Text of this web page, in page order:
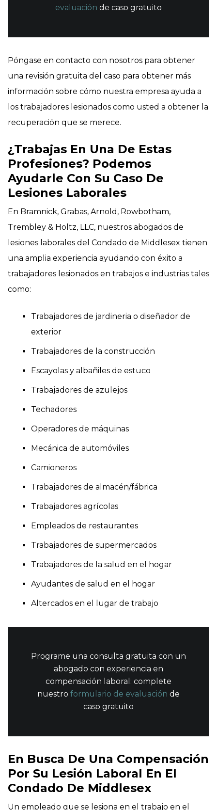
evaluación de caso gratuito
Póngase en contacto con nosotros para obtener
una revisión gratuita del caso para obtener más
información sobre cómo nuestra empresa ayuda a
los trabajadores lesionados como usted a obtener la
recuperación que se merece.
¿Trabajas En Una De Estas
Profesiones? Podemos
Ayudarle Con Su Caso De
Lesiones Laborales
En Bramnick, Grabas, Arnold, Rowbotham,
Trembley & Holtz, LLC, nuestros abogados de
lesiones laborales del Condado de Middlesex tienen
una amplia experiencia ayudando con éxito a
trabajadores lesionados en trabajos e industrias tales
como:
Trabajadores de jardineria o diseñador de
exterior
Trabajadores de la construcción
Escayolas y albañiles de estuco
Trabajadores de azulejos
Techadores
Operadores de máquinas
Mecánica de automóviles
Camioneros
Trabajadores de almacén/fábrica
Trabajadores agrícolas
Empleados de restaurantes
Trabajadores de supermercados
Trabajadores de la salud en el hogar
Ayudantes de salud en el hogar
Altercados en el lugar de trabajo
Programe una consulta gratuita con un
abogado con experiencia en
compensación laboral: complete
nuestro formulario de evaluación de
caso gratuito
En Busca De Una Compensación
Por Su Lesión Laboral En El
Condado De Middlesex
Un empleado que se lesiona en el trabajo en el